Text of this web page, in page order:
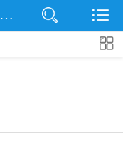
网站首页
泊头市淼鑫除尘配件销售处